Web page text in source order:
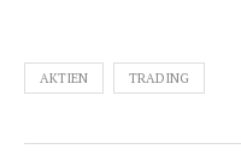
AKTIEN TRADING